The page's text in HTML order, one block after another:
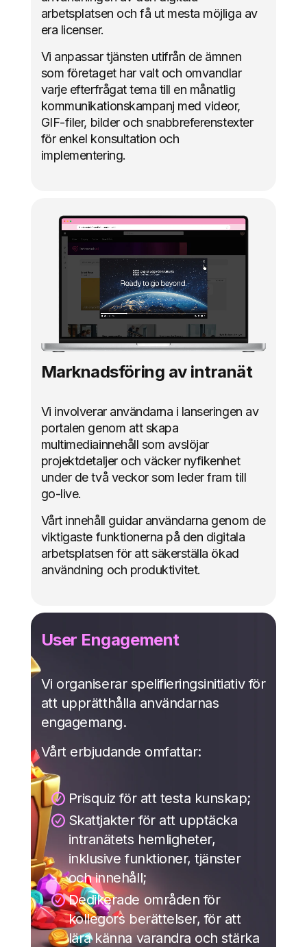
arbetsplatsen och få ut mesta möjliga av
era licenser.
Vi anpassar tjänsten utifrån de ämnen
som företaget har valt och omvandlar
varje efterfrågat tema till en månatlig
kommunikationskampanj med videor,
GIF-filer, bilder och snabbreferenstexter
för enkel konsultation och
implementering.
Marknadsföring av intranät
Vi involverar användarna i lanseringen av
portalen genom att skapa
multimediainnehåll som avslöjar
projektdetaljer och väcker nyfikenhet
under de två veckor som leder fram till
go-live.
Vårt innehåll guidar användarna genom de
viktigaste funktionerna på den digitala
arbetsplatsen för att säkerställa ökad
användning och produktivitet.
User Engagement
Vi organiserar spelifieringsinitiativ för
att upprätthålla användarnas
engagemang.
Vårt erbjudande omfattar:
Prisquiz för att testa kunskap;
Skattjakter för att upptäcka
intranätets hemligheter,
inklusive funktioner, tjänster
och innehåll;
Dedikerade områden för
kollegors berättelser, för att
lära känna varandra och stärka